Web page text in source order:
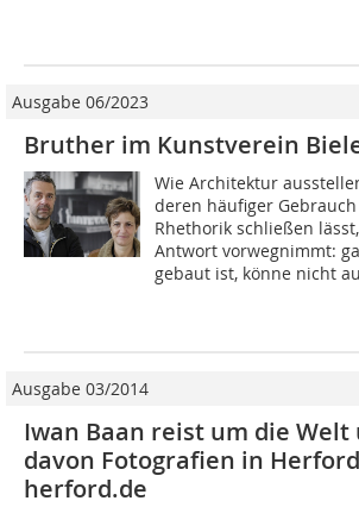
Ausgabe 06/2023
Bruther im Kunstverein
Wie Architektur
deren häufiger
Rhethorik schließen
Antwort vorwegnimmt:
gebaut ist, könne nicht
Ausgabe 03/2014
Iwan Baan reist um die Welt
davon Fotografien in
herford.de